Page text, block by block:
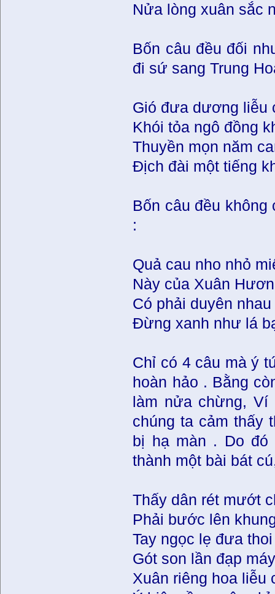
Nửa lòng xuân sắc
Bốn câu đều đối
đi sứ sang Trung
Gió đưa dương liễu
Khói tỏa ngô đồng
Thuyền mọn năm
Ðịch đài một tiếng
Bốn câu đều
:
Quả cau nho nhỏ
Này của Xuân
Có phải duyên
Ðừng xanh như lá
Chỉ có 4 câu mà ý
hoàn hảo . Bằng
làm nửa chừng, Ví
chúng ta cảm thấy
bị hạ màn . Do đó
thành một bài bát
Thấy dân rét mướt
Phải bước lên
Tay ngọc lẹ đưa
Gót son lần đạp
Xuân riêng hoa liễu